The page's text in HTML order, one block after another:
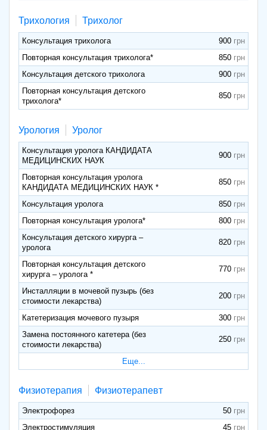
Трихология Трихолог
Консультация трихолога
900
Повторная консультация трихолога*
850
Консультация детского трихолога
900
Повторная консультация детского
трихолога*
850
Урология Уролог
Консультация уролога КАНДИДАТА
МЕДИЦИНСКИХ НАУК
900
Повторная консультация уролога
КАНДИДАТА МЕДИЦИНСКИХ НАУК *
850
Консультация уролога
850
Повторная консультация уролога*
800
Консультация детского хирурга –
уролога
820
Повторная консультация детского
хирурга – уролога *
770
Инсталляции в мочевой пузырь (без
стоимости лекарства)
200
Катетеризация мочевого пузыря
300
Замена постоянного катетера (без
стоимости лекарства)
250
Еще...
Физиотерапия Физиотерапевт
Электрофорез
50
Электростимуляция
45